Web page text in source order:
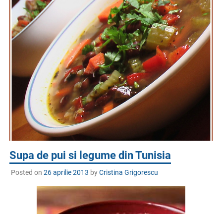
Supa de pui si legume din Tunisia
Posted on 26 aprilie 2013 byCristina Grigorescu